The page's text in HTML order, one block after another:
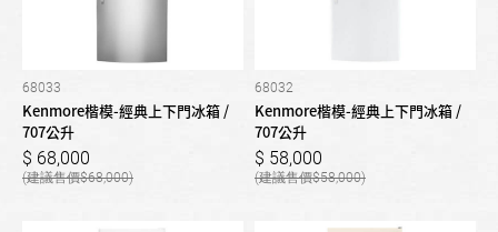
68033
Kenmore楷模-經典上下門冰箱 /
707公升
68,000
68,000
68032
Kenmore楷模-經典上下門冰箱 /
707公升
58,000
58,000